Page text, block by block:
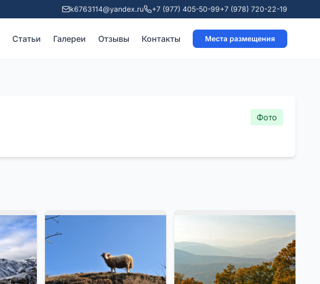
k6763114@yandex.ru +7 (977) 405-50-99+7 (978) 720-22-19
Статьи Галереи Отзывы Контакты Места размещения
Фото